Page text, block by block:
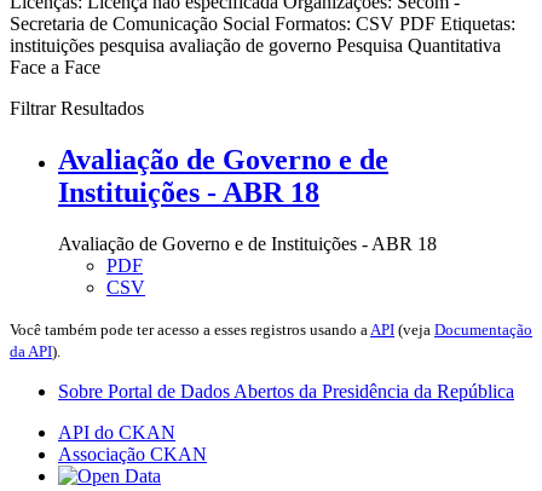
Secretaria de Comunicação Social Formatos: CSV PDF Etiquetas:
instituições pesquisa avaliação de governo Pesquisa Quantitativa
Face a Face
Filtrar Resultados
Avaliação de Governo e de
Instituições - ABR 18
Avaliação de Governo e de Instituições - ABR 18
PDF
CSV
Você também pode ter acesso a esses registros usando a API (veja Documentação
da API).
Sobre Portal de Dados Abertos da Presidência da República
API do CKAN
Associação CKAN